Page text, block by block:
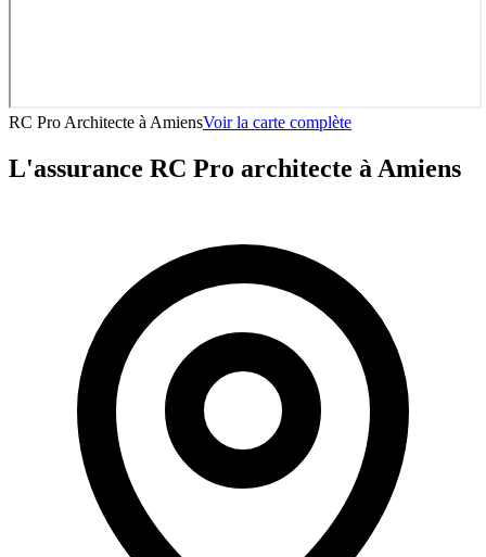
RC Pro Architecte à AmiensVoir la carte complète
L'assurance RC Pro architecte à Amiens